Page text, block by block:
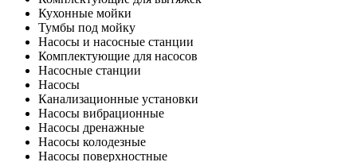
Кухонные мойки
Тумбы под мойку
Насосы и насосные станции
Комплектующие для насосов
Насосные станции
Насосы
Канализационные установки
Насосы вибрационные
Насосы дренажные
Насосы колодезные
Насосы поверхностные